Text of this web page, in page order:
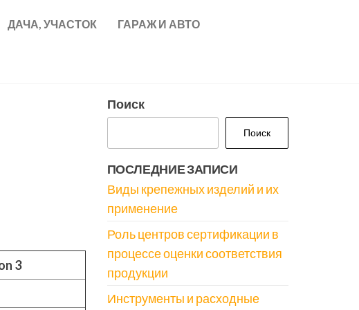
ДАЧА, УЧАСТОК ГАРАЖ И АВТО
3
Поиск
Поиск
ПОСЛЕДНИЕ ЗАПИСИ
Виды крепежных изделий и их
применение
Роль центров сертификации в
процессе оценки соответствия
продукции
Инструменты и расходные